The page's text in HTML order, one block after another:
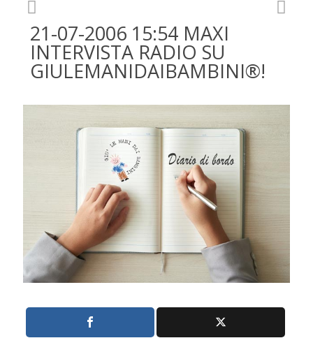
21-07-2006 15:54 MAXI
INTERVISTA RADIO SU
GIULEMANIDAIBAMBINI®!